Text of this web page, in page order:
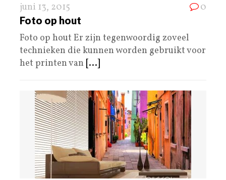
juni 13, 2015 0
Foto op hout
Foto op hout Er zijn tegenwoordig zoveel
technieken die kunnen worden gebruikt voor
het printen van [...]